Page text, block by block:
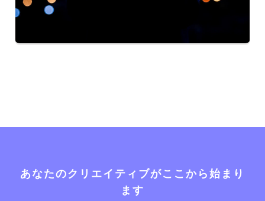
あなたのクリエイティブがここから始まり
ます